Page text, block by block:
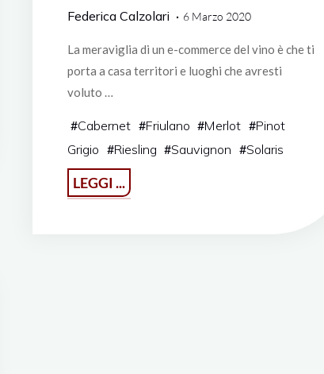
Federica Calzolari 6 Marzo 2020
La meraviglia di un e-commerce del vino è che ti
porta a casa territori e luoghi che avresti
voluto …
#Cabernet #Friulano #Merlot #Pinot
Grigio #Riesling #Sauvignon #Solaris
LEGGI ...